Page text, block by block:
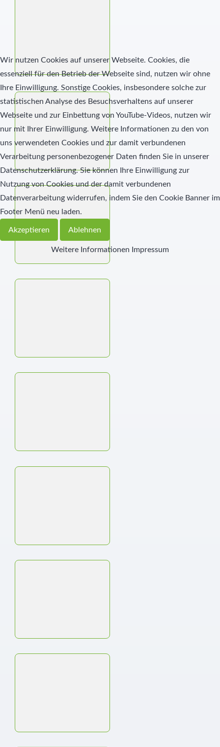
Wir nutzen Cookies auf unserer Webseite. Cookies, die
essenziell für den Betrieb der Webseite sind, nutzen wir ohne
Ihre Einwilligung. Sonstige Cookies, insbesondere solche zur
statistischen Analyse des Besuchsverhaltens auf unserer
Webseite und zur Einbettung von YouTube-Videos, nutzen wir
nur mit Ihrer Einwilligung. Weitere Informationen zu den von
uns verwendeten Cookies und zur damit verbundenen
Verarbeitung personenbezogener Daten finden Sie in unserer
Datenschutzerklärung. Sie können Ihre Einwilligung zur
Nutzung von Cookies und der damit verbundenen
Datenverarbeitung widerrufen, indem Sie den Cookie Banner im
Footer Menü neu laden.
Akzeptieren Ablehnen
Weitere Informationen Impressum